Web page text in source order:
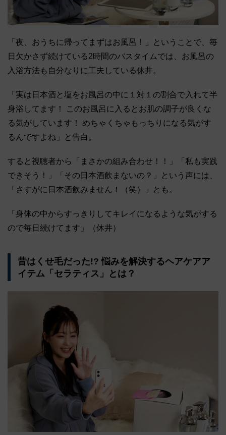
「夜、おうちに帰ってまずはお風呂！」ということで、毎
日欠かさず続けている2時間のバスタイムでは、お風呂の
入浴方法も自分なりに工夫している休井。
「実は日本酒と塩をお風呂の中に１対１の割合で入れて半
身浴してます！ このお風呂に入るとお肌の調子が良くな
る気がしています！ めちゃくちゃもっちりになる気がす
るんですよね」と告白。
すると視聴者から「まさかの組み合わせ！！」「私も実践
できそう！」「その日本酒飲まないの？」という声には、
「さすがに日本酒飲みません！（笑）」とも。
「身体の中からすっきりしてキレイになるような気がする
ので毎日続けてます」（休井）
昔はくせ毛だった!? 悩みを解決するヘアケアア
イテム「セラティス」とは？